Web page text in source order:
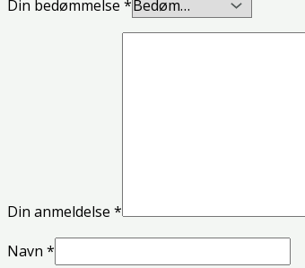
Din bedømmelse *
Din anmeldelse *
Navn *